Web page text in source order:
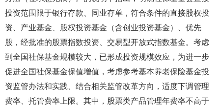
投资范围限于银行存款、同业存单，符合条件的直接股权投
资、产业基金、股权投资基金（含创业投资基金）、优先
股，经批准的股票指数投资、交易型开放式指数基金。考虑
到全国社保基金规模较大，已形成投资规模效应，为进一步
促进全国社保基金保值增值，考虑参考基本养老保险基金投
资监管办法和实践、结合相关监管改革方向，适度下调管理
费率、托管费率上限。其中，股票类产品管理年费率不高于